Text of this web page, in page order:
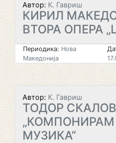
Автор: К. Гавриш
КИРИЛ
ВТОРА ОПЕРА
Периодика: Нова
Македонија
Автор: К. Гавриш
ТОДОР
„КОМПОНИРАМ
МУЗИКА“